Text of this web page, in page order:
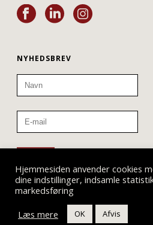
NYHEDSBREV
Teatret ved Sorte
Hjemmesiden anvender cookies
dine indstillinger, indsamle
markedsføring
Læs mere
OK Afvis